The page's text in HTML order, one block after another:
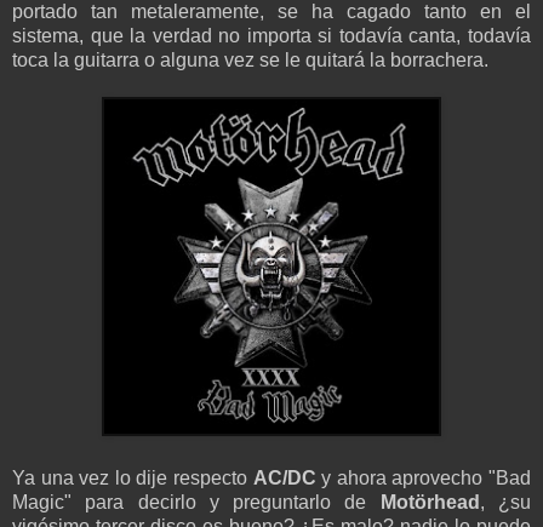
portado tan metaleramente, se ha cagado tanto en el
sistema, que la verdad no importa si todavía canta, todavía
toca la guitarra o alguna vez se le quitará la borrachera.
Ya una vez lo dije respecto AC/DC y ahora aprovecho "Bad
Magic" para decirlo y preguntarlo de
Motörhead , ¿su